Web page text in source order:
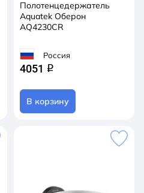
Полотенцедержатель
Aquatek Оберон
AQ4230CR
Россия
4051 q
В корзину